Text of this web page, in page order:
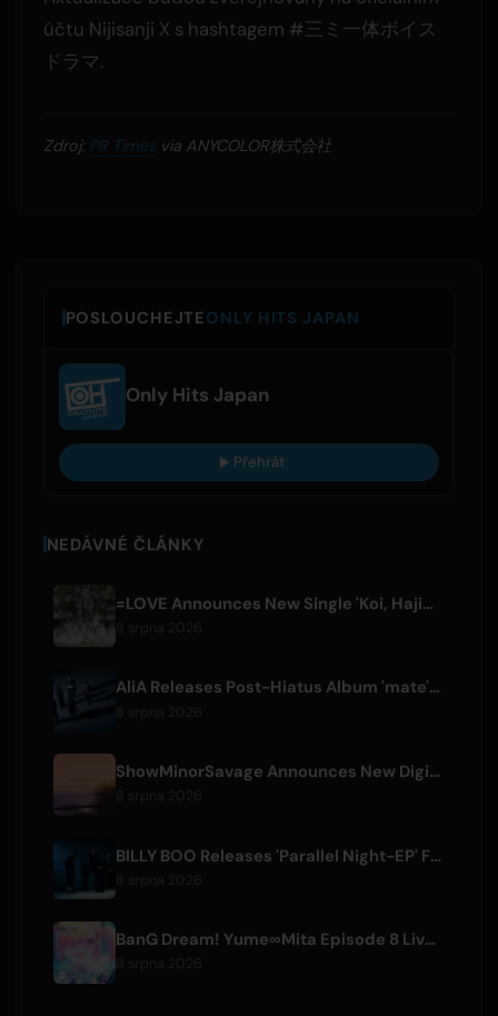
účtu Nijisanji X s hashtagem #三ミ一体ボイス
ドラマ.
Zdroj: PR Timesvia ANYCOLOR株式会社
POSLOUCHEJTEONLY HITS JAPAN
Only Hits Japan
Přehrát
NEDÁVNÉ ČLÁNKY
=LOVE Announces New Single 'Koi, Hajimemashita.' and Tokyo Dome Concerts
AliA Releases Post-Hiatus Album 'mate', Announces Tokyo Live
ShowMinorSavage Announces New Digital Single 'Gradation'
BILLY BOO Releases 'Parallel Night-EP' Featuring TV Drama Theme Song
BanG Dream! Yume∞Mita Episode 8 Live Clip Released